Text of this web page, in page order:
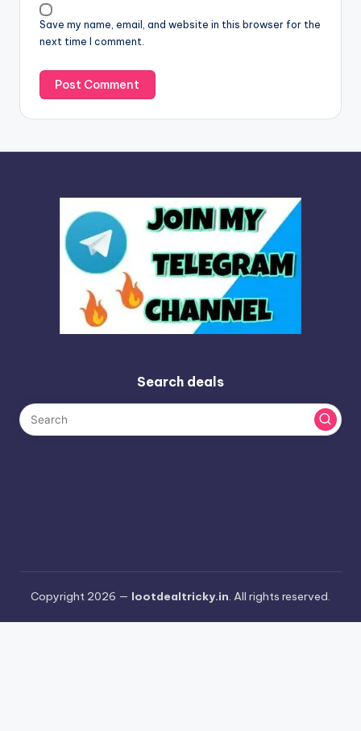
Save my name, email, and website in this browser for the
next time I comment.
v
e
:
Search deals
Copyright 2026 — lootdealtricky.in . All rights reserved.